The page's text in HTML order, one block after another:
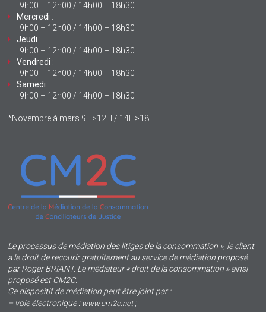
9h00 – 12h00 / 14h00 – 18h30
Mercredi :
9h00 – 12h00 / 14h00 – 18h30
Jeudi :
9h00 – 12h00 / 14h00 – 18h30
Vendredi :
9h00 – 12h00 / 14h00 – 18h30
Samedi :
9h00 – 12h00 / 14h00 – 18h30
*Novembre à mars 9H>12H / 14H>18H
Le processus de médiation des litiges de la consommation », le client
a le droit de recourir gratuitement au service de médiation proposé
par Roger BRIANT. Le médiateur « droit de la consommation » ainsi
proposé est CM2C.
Ce dispositif de médiation peut être joint par :
– voie électronique : www.cm2c.net;